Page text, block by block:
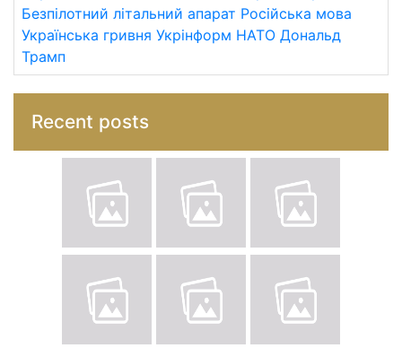
Безпілотний літальний апарат Російська мова
Українська гривня Укрінформ НАТО Дональд
Трамп
Recent posts